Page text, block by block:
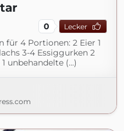
0 Lecker
für 4 Portionen: 2 Eier 1
3-4 Essiggurken 2
unbehandelte (...)